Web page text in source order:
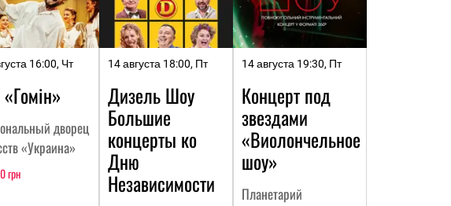
16:00, Чт
дворец
«Украина»
грн
14 августа 18:00, Пт
Дизель Шоу
Большие
концерты ко
Дню
Независимости
14 августа 19:30, Пт
Концерт под
звездами
«Виолончельное
шоу»
Планетарий